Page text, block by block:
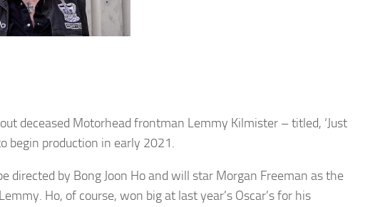
deceased Motorhead frontman Lemmy Kilmister – titled, ‘Just
begin production in early 2021.
directed by Bong Joon Ho and will star Morgan Freeman as the
Ho, of course, won big at last year’s Oscar’s for his